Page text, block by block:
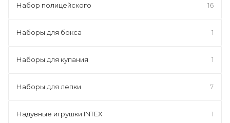
Набор полицейского 16
Наборы для бокса 1
Наборы для купания 1
Наборы для лепки 7
Надувные игрушки INTEX 1